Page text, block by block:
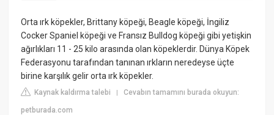
Orta ırk köpekler, Brittany köpeği, Beagle köpeği, İngiliz
Cocker Spaniel köpeği ve Fransız Bulldog köpeği gibi yetişkin
ağırlıkları 11 - 25 kilo arasında olan köpeklerdir. Dünya Köpek
Federasyonu tarafından tanınan ırkların neredeyse üçte
birine karşılık gelir orta ırk köpekler.
Kaynak kaldırma talebi |Cevabın tamamını burada okuyun:
petburada.com